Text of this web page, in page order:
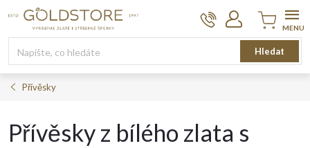
Hledat
Nákupní
košík
Přívěsky
Přívěsky z bílého zlata s